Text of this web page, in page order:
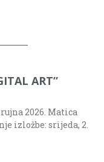
ART”
rujna 2026. Matica
izložbe: srijeda, 2.